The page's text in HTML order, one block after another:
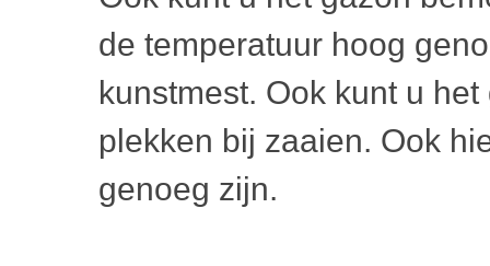
de temperatuur hoog
kunstmest. Ook kunt u
plekken bij zaaien. Ook
genoeg zijn.